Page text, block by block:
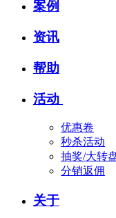
案例
资讯
帮助
活动
优惠卷
秒杀活动
抽奖/大转
分销返佣
关于